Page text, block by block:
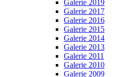
Galerie 2019
Galerie 2017
Galerie 2016
Galerie 2015
Galerie 2014
Galerie 2013
Galerie 2011
Galerie 2010
Galerie 2009